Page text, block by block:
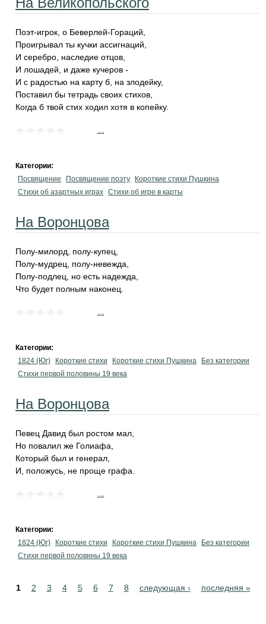
Поэт-игрок, о Беверлей-Гораций,
Проигрывал ты кучки ассигнаций,
И серебро, наследие отцов,
И лошадей, и даже кучеров -
И с радостью на карту б, на злодейку,
Поставил бы тетрадь своих стихов,
Когда б твой стих ходил хотя в копейку.
Категории:
Посвящение
Посвящение поэту
Короткие стихи Пушкина
Стихи об азартных играх Стихи об игре в карты
На Воронцова
Полу-милорд, полу-купец,
Полу-мудрец, полу-невежда,
Полу-подлец, но есть надежда,
Что будет полным наконец.
Категории:
1824 (Юг)
Короткие стихи Короткие стихи Пушкина
Без категории
Cтихи первой половины 19 века
На Воронцова
Певец Давид был ростом мал,
Но повалил же Голиафа,
Который был и генерал,
И, положусь, не проще графа.
Категории:
1824 (Юг)
Короткие стихи Короткие стихи Пушкина
Без категории
Cтихи первой половины 19 века
Pages
1 2 3 4 5 6 7 8 следующая › последняя »